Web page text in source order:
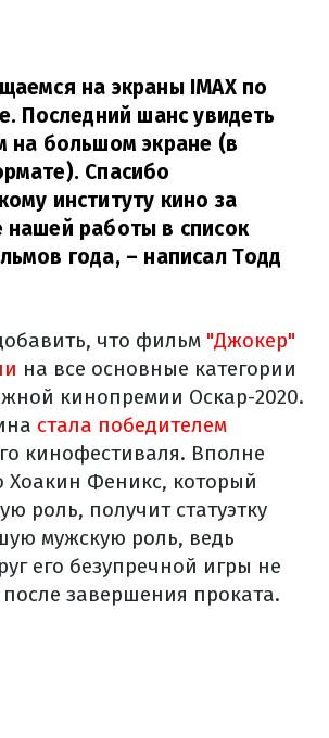
на экраны IMAX по
Последний шанс увидеть
на большом экране (в
Спасибо
институту кино за
нашей работы в список
года, – написал Тодд
что фильм "Джокер"
на все основные категории
кинопремии Оскар-2020.
стала победителем
кинофестиваля. Вполне
Хоакин Феникс, который
роль, получит статуэтку
мужскую роль, ведь
его безупречной игры не
завершения проката.